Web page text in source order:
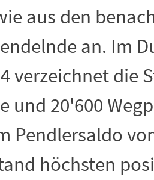
aus den
an. Im
verzeichnet die
und 20'600
Pendlersaldo
höchsten